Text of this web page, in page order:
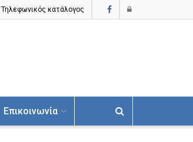
Τηλεφωνικός κατάλογος
Επικοινωνία